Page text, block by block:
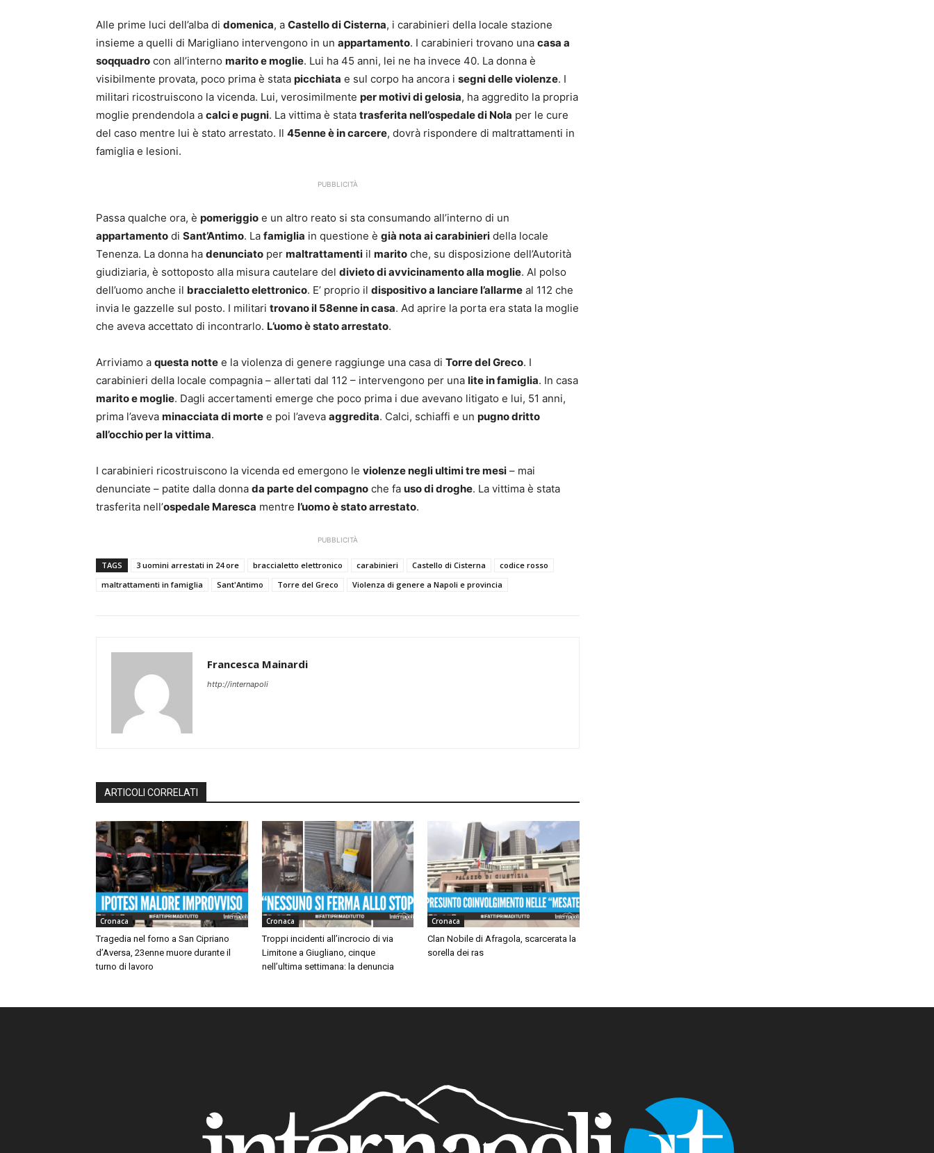
Alle prime luci dell’alba di domenica, a Castello di Cisterna, i carabinieri della locale stazione
insieme a quelli di Marigliano intervengono in un appartamento. I carabinieri trovano una casa a
soqquadro con all’interno marito e moglie. Lui ha 45 anni, lei ne ha invece 40. La donna è
visibilmente provata, poco prima è stata picchiata e sul corpo ha ancora i segni delle violenze. I
militari ricostruiscono la vicenda. Lui, verosimilmente per motivi di gelosia, ha aggredito la propria
moglie prendendola a calci e pugni. La vittima è stata trasferita nell’ospedale di Nola per le cure
del caso mentre lui è stato arrestato. Il 45enne è in carcere, dovrà rispondere di maltrattamenti in
famiglia e lesioni.
PUBBLICITÀ
Passa qualche ora, è pomeriggio e un altro reato si sta consumando all’interno di un
appartamento di Sant’Antimo. La famiglia in questione è già nota ai carabinieri della locale
Tenenza. La donna ha denunciato per maltrattamenti il marito che, su disposizione dell’Autorità
giudiziaria, è sottoposto alla misura cautelare del divieto di avvicinamento alla moglie. Al polso
dell’uomo anche il braccialetto elettronico. E’ proprio il dispositivo a lanciare l’allarme al 112 che
invia le gazzelle sul posto. I militari trovano il 58enne in casa. Ad aprire la porta era stata la moglie
che aveva accettato di incontrarlo. L’uomo è stato arrestato.
Arriviamo a questa notte e la violenza di genere raggiunge una casa di Torre del Greco. I
carabinieri della locale compagnia – allertati dal 112 – intervengono per una lite in famiglia. In casa
marito e moglie. Dagli accertamenti emerge che poco prima i due avevano litigato e lui, 51 anni,
prima l’aveva minacciata di morte e poi l’aveva aggredita. Calci, schiaffi e un pugno dritto
all’occhio per la vittima.
I carabinieri ricostruiscono la vicenda ed emergono le violenze negli ultimi tre mesi – mai
denunciate – patite dalla donna da parte del compagno che fa uso di droghe. La vittima è stata
trasferita nell’ospedale Maresca mentre l’uomo è stato arrestato.
PUBBLICITÀ
TAGS 3 uomini arrestati in 24 ore braccialetto elettronico carabinieri Castello di Cisterna
codice rosso
maltrattamenti in famiglia
Sant'Antimo Torre del Greco Violenza di genere a Napoli e provincia
Francesca Mainardi
http://internapoli
ARTICOLI CORRELATI
Cronaca
Tragedia nel forno a San Cipriano
d’Aversa, 23enne muore durante il
turno di lavoro
Cronaca
Troppi incidenti all’incrocio di via
Limitone a Giugliano, cinque
nell’ultima settimana: la denuncia
Cronaca
Clan Nobile di Afragola, scarcerata la
sorella dei ras